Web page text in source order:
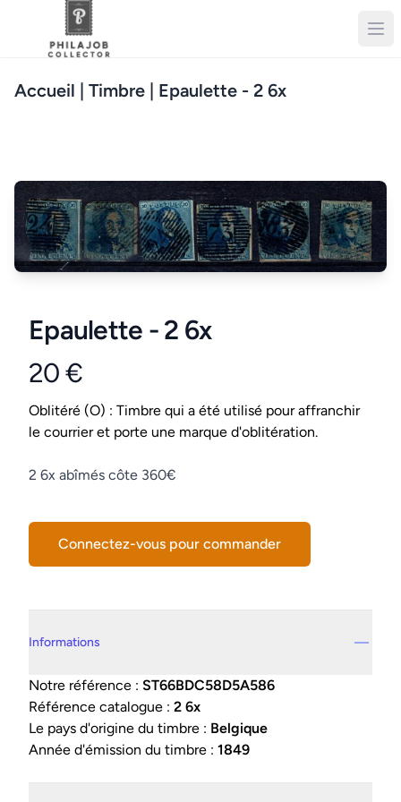
Accueil | Timbre | Epaulette - 2 6x
Epaulette - 2 6x
Product information
20 €
Conditions
Oblitéré (O) : Timbre qui a été utilisé pour affranchir
le courrier et porte une marque d'oblitération.
Description
2 6x abîmés côte 360€
Connectez-vous pour commander
Informations
Notre référence : ST66BDC58D5A586
Référence catalogue : 2 6x
Le pays d'origine du timbre : Belgique
Année d'émission du timbre : 1849